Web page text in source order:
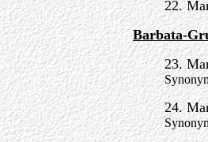
22.
Barbata-
23.
24.